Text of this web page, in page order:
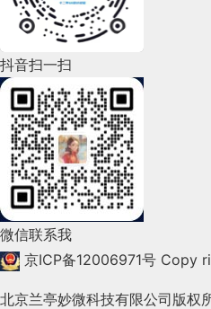
2022年5月(143)
2022年4月(86)
2022年3月(119)
2022年2月(53)
2022年1月(99)
2021年12月(105)
抖音扫一扫
微信联系我
京ICP备12006971号 Copy
北京兰亭妙微科技有限公司版权